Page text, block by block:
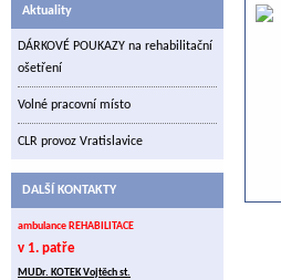
Aktuality
DÁRKOVÉ POUKAZY na rehabilitační
ošetření
Volné pracovní místo
CLR provoz Vratislavice
DALŠÍ KONTAKTY
ambulance REHABILITACE
v 1. patře
MUDr. KOTEK Vojtěch st.